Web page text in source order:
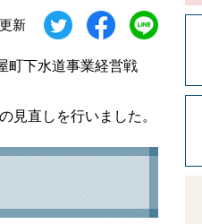
新
町下水道事業経営戦
見直しを行いました。